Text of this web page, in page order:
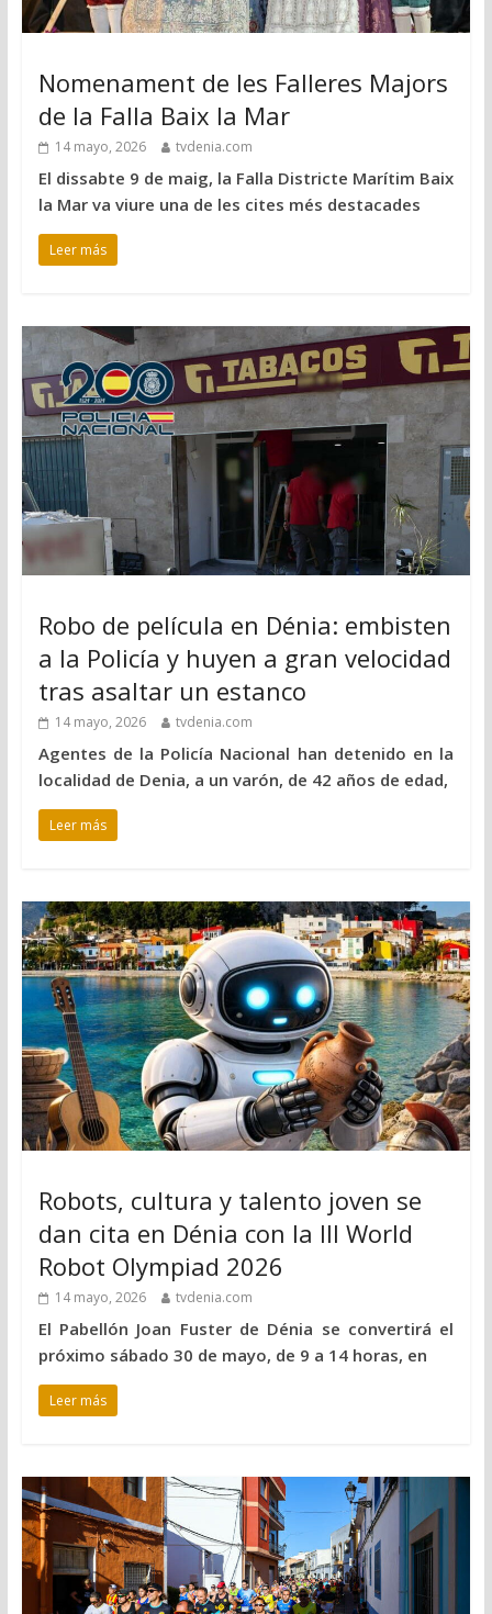
Nomenament de les Falleres Majors
de la Falla Baix la Mar
14 mayo, 2026 tvdenia.com
El dissabte 9 de maig, la Falla Districte Marítim Baix
la Mar va viure una de les cites més destacades
Leer más
Robo de película en Dénia: embisten
a la Policía y huyen a gran velocidad
tras asaltar un estanco
14 mayo, 2026 tvdenia.com
Agentes de la Policía Nacional han detenido en la
localidad de Denia, a un varón, de 42 años de edad,
Leer más
Robots, cultura y talento joven se
dan cita en Dénia con la III World
Robot Olympiad 2026
14 mayo, 2026 tvdenia.com
El Pabellón Joan Fuster de Dénia se convertirá el
próximo sábado 30 de mayo, de 9 a 14 horas, en
Leer más